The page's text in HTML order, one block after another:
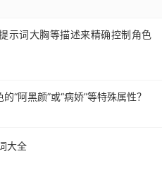
示词大胸等描述来精确控制角色
“阿黑颜”或“病娇”等特殊属性？
大全